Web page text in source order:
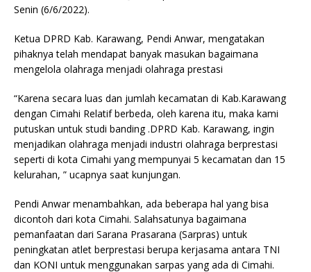
Senin (6/6/2022).
Ketua DPRD Kab. Karawang, Pendi Anwar, mengatakan
pihaknya telah mendapat banyak masukan bagaimana
mengelola olahraga menjadi olahraga prestasi
“Karena secara luas dan jumlah kecamatan di Kab.Karawang
dengan Cimahi Relatif berbeda, oleh karena itu, maka kami
putuskan untuk studi banding .DPRD Kab. Karawang, ingin
menjadikan olahraga menjadi industri olahraga berprestasi
seperti di kota Cimahi yang mempunyai 5 kecamatan dan 15
kelurahan, ” ucapnya saat kunjungan.
Pendi Anwar menambahkan, ada beberapa hal yang bisa
dicontoh dari kota Cimahi. Salahsatunya bagaimana
pemanfaatan dari Sarana Prasarana (Sarpras) untuk
peningkatan atlet berprestasi berupa kerjasama antara TNI
dan KONI untuk menggunakan sarpas yang ada di Cimahi.